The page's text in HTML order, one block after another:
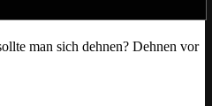
man sich dehnen? Dehnen vor